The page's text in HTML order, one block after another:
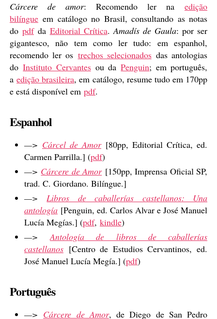
Cárcere de amor: Recomendo ler na edição
bilíngue em catálogo no Brasil, consultando as notas
do pdfda Editorial Crítica.Amadís de Gaula: por ser
gigantesco, não tem como ler tudo: em espanhol,
recomendo ler os trechos selecionadosdas antologias
doInstituto Cervantesou daPenguin; em português,
aedição brasileira, em catálogo, resume tudo em 170pp
e está disponível em pdf.
Espanhol
—> Cárcel de Amor[80pp, Editorial Crítica, ed.
Carmen Parrilla.] (pdf)
—> Cárcere de Amor[150pp, Imprensa Oficial SP,
trad. C. Giordano. Bilíngue.]
—>Libros de caballerías castellanos: Una
antología [Penguin, ed. Carlos Alvar e José Manuel
Lucía Megías.] (pdf, kindle)
—>Antología de libros de caballerías
castellanos [Centro de Estudios Cervantinos, ed.
José Manuel Lucía Megía.] (pdf)
Português
—> Cárcere de Amor, de Diego de San Pedro